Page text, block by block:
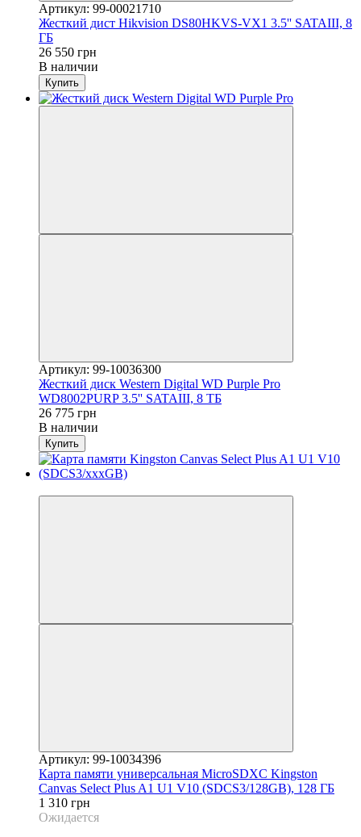
Артикул: 99-00021710
Жесткий дист Hikvision DS80HKVS-VX1 3.5'' SATAIII, 8
ГБ
26 550 грн
В наличии
Купить
Артикул: 99-10036300
Жесткий диск Western Digital WD Purple Pro
WD8002PURP 3.5'' SATAIII, 8 ТБ
26 775 грн
В наличии
Купить
Артикул: 99-10034396
Карта памяти универсальная MicroSDXC Kingston
Canvas Select Plus A1 U1 V10 (SDCS3/128GB), 128 ГБ
1 310 грн
Ожидается